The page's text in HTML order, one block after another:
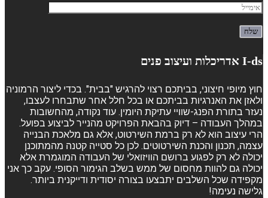
I-ds אדריכלות ועיצוב פנים
חוץ מיופי חיצוני, בביתכם רצוי להרגיש "בבית". בכדי ליצור הרמוניה
ולאזן את האנרגיות בביתכם או בכל חלל אחר שתבחרו לעצבו,
נעזר בתורת הפנג-שוויי עתיקת היומין. עוד נקודה, מהחשובות
במהלך העבודה – דיוק בהבאת הפרויקט מהנייר לביצוע בפועל.
הרי עיצוב הוא לא רק ברמת השירטוט, אלא גם מלאכת הבנייה
עצמה, תכנון והכנת השירטוטים. לכן כל סטייה קטנה מהמתוכנן
יכולה לא רק לפגוע ברושם הוויזואלי של העבודה המוגמרת אלא
יכולה גם להוות מחסום של ממש בשלב הגימור הסופי. עקב כך אני
מקפידה שכל השלבים יתבצעו בצורה יסודית ודייקנית ביותר.
גלישה נעימה!